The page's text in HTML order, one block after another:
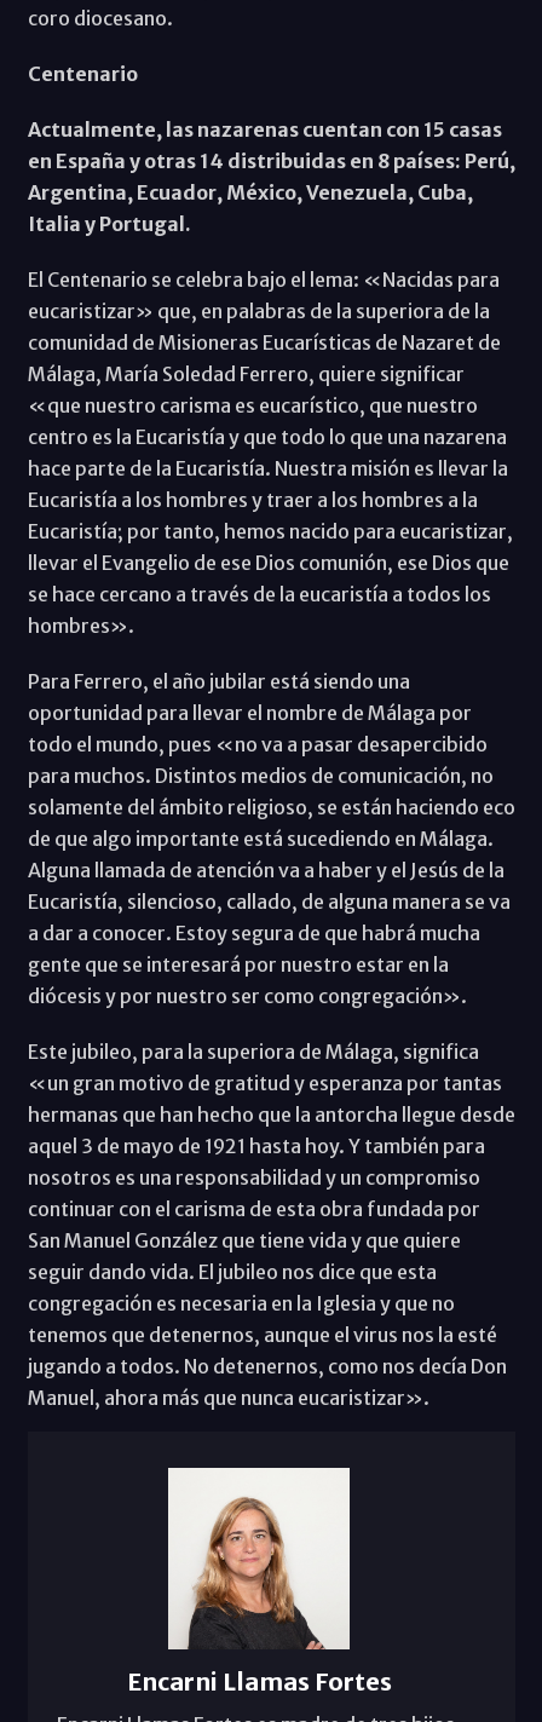
coro diocesano.
Centenario
Actualmente, las nazarenas cuentan con 15 casas
en España y otras 14 distribuidas en 8 países: Perú,
Argentina, Ecuador, México, Venezuela, Cuba,
Italia y Portugal.
El Centenario se celebra bajo el lema: «Nacidas para
eucaristizar» que, en palabras de la superiora de la
comunidad de Misioneras Eucarísticas de Nazaret de
Málaga, María Soledad Ferrero, quiere significar
«que nuestro carisma es eucarístico, que nuestro
centro es la Eucaristía y que todo lo que una nazarena
hace parte de la Eucaristía. Nuestra misión es llevar la
Eucaristía a los hombres y traer a los hombres a la
Eucaristía; por tanto, hemos nacido para eucaristizar,
llevar el Evangelio de ese Dios comunión, ese Dios que
se hace cercano a través de la eucaristía a todos los
hombres».
Para Ferrero, el año jubilar está siendo una
oportunidad para llevar el nombre de Málaga por
todo el mundo, pues «no va a pasar desapercibido
para muchos. Distintos medios de comunicación, no
solamente del ámbito religioso, se están haciendo eco
de que algo importante está sucediendo en Málaga.
Alguna llamada de atención va a haber y el Jesús de la
Eucaristía, silencioso, callado, de alguna manera se va
a dar a conocer. Estoy segura de que habrá mucha
gente que se interesará por nuestro estar en la
diócesis y por nuestro ser como congregación».
Este jubileo, para la superiora de Málaga, significa
«un gran motivo de gratitud y esperanza por tantas
hermanas que han hecho que la antorcha llegue desde
aquel 3 de mayo de 1921 hasta hoy. Y también para
nosotros es una responsabilidad y un compromiso
continuar con el carisma de esta obra fundada por
San Manuel González que tiene vida y que quiere
seguir dando vida. El jubileo nos dice que esta
congregación es necesaria en la Iglesia y que no
tenemos que detenernos, aunque el virus nos la esté
jugando a todos. No detenernos, como nos decía Don
Manuel, ahora más que nunca eucaristizar».
Encarni Llamas Fortes